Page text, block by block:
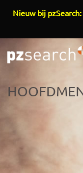
Overslaan en naar
Nieuw bij